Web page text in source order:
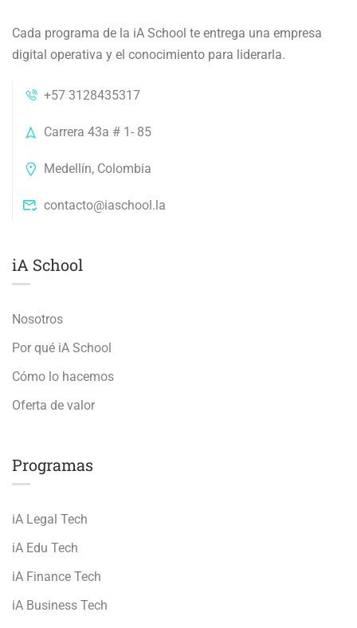
Cada programa de la iA School te entrega una empresa
digital operativa y el conocimiento para liderarla.
+57 3128435317
Carrera 43a # 1- 85
Medellín, Colombia
contacto@iaschool.la
iA School
Nosotros
Por qué iA School
Cómo lo hacemos
Oferta de valor
Programas
iA Legal Tech
iA Edu Tech
iA Finance Tech
iA Business Tech